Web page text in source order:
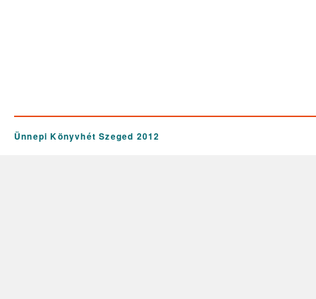
Ünnepi Könyvhét Szeged 2012